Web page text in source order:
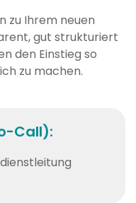
zu Ihrem neuen
gut strukturiert
den Einstieg so
zu machen.
Call):